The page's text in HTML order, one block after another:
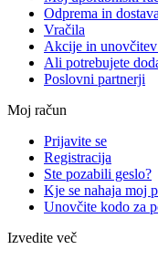
Odprema in
Vračila
Akcije in
Ali potrebujete
Poslovni partnerji
Moj račun
Prijavite se
Registracija
Ste pozabili geslo?
Kje se nahaja moj
Unovčite kodo za
Izvedite več